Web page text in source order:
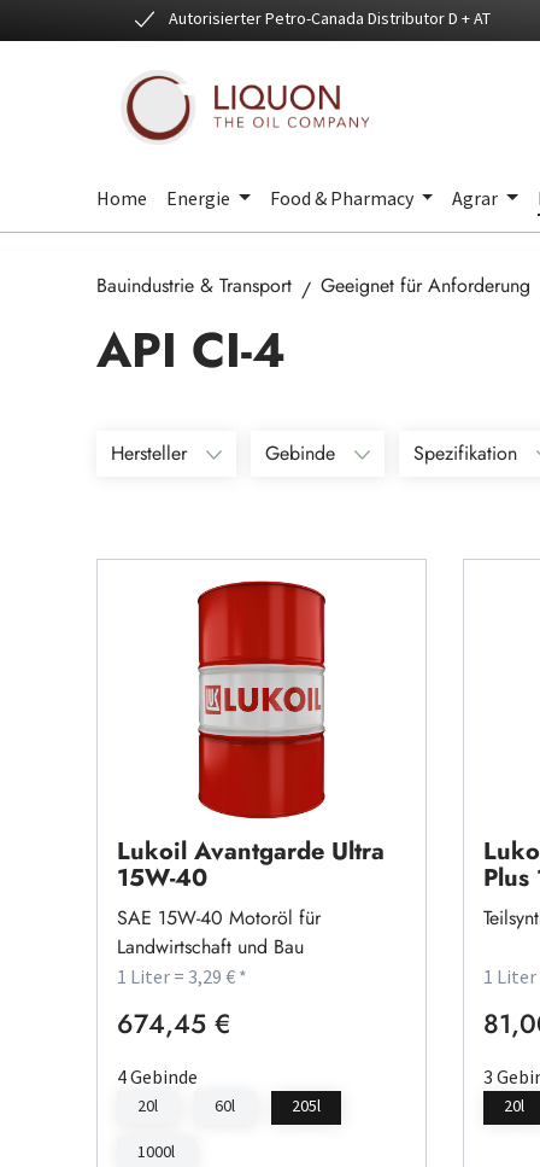
Hauptinhalt springen
Zur Suche springen
Zur Hauptnavigation springenAutorisierter Petro-Canada Distributor D + AT
Home Energie Food & Pharmacy Agrar
Bauindustrie & Transport Geeignet für Anforderung
API CI-4
Hersteller Gebinde Spezifikation
Lukoil Avantgarde Ultra
15W-40
SAE 15W-40 Motoröl für
Landwirtschaft und Bau
1 Liter = 3,29 € *
Regulärer Preis:
674,45 €
4 Gebinde
20l 60l 205l
1000l
Plus
1 Liter
3
20l